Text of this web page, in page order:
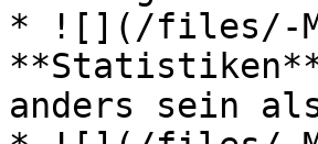
* ![](/files/-
anders sein